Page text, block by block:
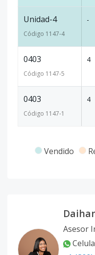
Unidad-4
Código 1147-4
-
0403
Código 1147-5
4
0403
Código 1147-1
4
Vendido
Asesor